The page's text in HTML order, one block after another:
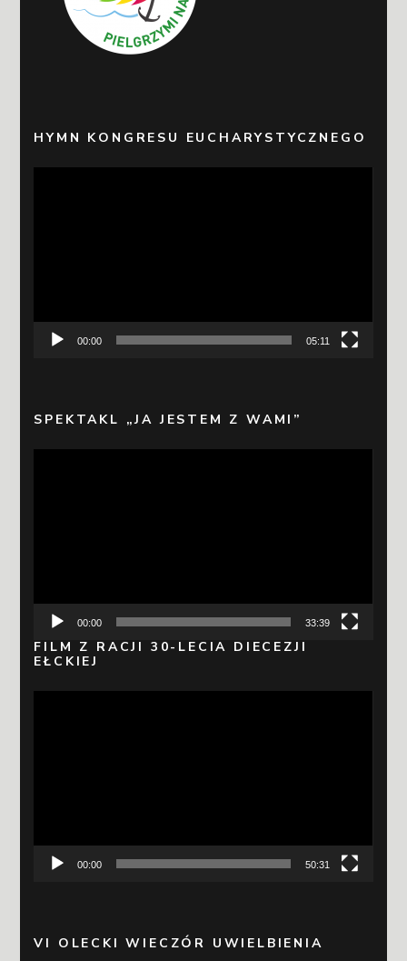
HYMN KONGRESU EUCHARYSTYCZNEGO
00:00 05:11
SPEKTAKL „JA JESTEM Z WAMI”
00:00 33:39
FILM Z RACJI 30-LECIA DIECEZJI
EŁCKIEJ
00:00 50:31
VI OLECKI WIECZÓR UWIELBIENIA